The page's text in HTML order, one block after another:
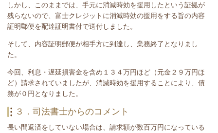
しかし、このままでは、手元に消滅時効を援用したという証拠が
残らないので、富士クレジット に消滅時効の援用をする旨の内容
証明郵便を配達証明書付で送付しました。
そして、内容証明郵便が相手方に到達し、業務終了となりまし
た。
今回、 利息・ 遅延損害金を含め１３４万円ほど （元金２９万円ほ
ど） 請求されていましたが、消滅時効を援用することにより、債
務が０円となりました。
３．司法書士からのコメント
長い間返済をしていない場合は、請求額が数百万円になっている